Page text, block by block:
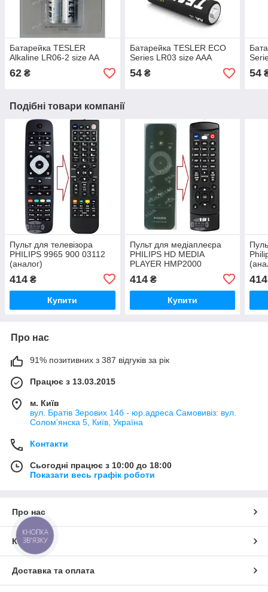
Батарейка TESLER
Alkaline LR06-2 size AA
62 ₴
Батарейка TESLER ECO
Series LR03 size AAA
54₴ 54
Подібні товари компанії
Пульт для телевізора
PHILIPS 9965 900 03112
(аналог)
414 ₴
Купити
Пульт для медіаплеєра
PHILIPS HD MEDIA
PLAYER HMP2000
414₴
Купити
414
Про нас
91% позитивних з 387 відгуків за рік
Працює з 13.03.2015
м. Київ
вул. Братів Зерових 14б - юр.адреса Самовивіз: вул.
Соломʼянска 5, Київ, Україна
Контакти
Сьогодні працює з 10:00 до 18:00
Показати весь графік роботи
Про нас
Контакти
Доставка та оплата
КНОПКА
ЗВ'ЯЗКУ